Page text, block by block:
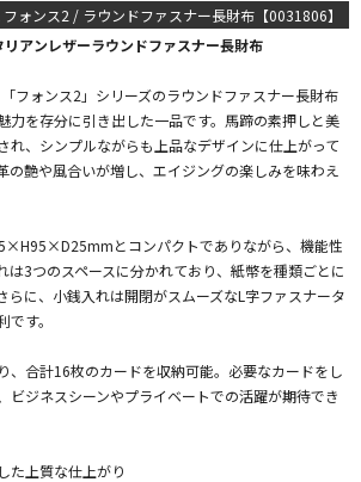
ォンス2 / ラウンドファスナー長財布【0031806】
アンレザーラウンドファスナー長財布
フォンス2」シリーズのラウンドファスナー長財布
力を存分に引き出した一品です。馬蹄の素押しと美
れ、シンプルながらも上品なデザインに仕上がって
の艶や風合いが増し、エイジングの楽しみを味わえ
とコンパクトでありながら、機能性
は3つのスペースに分かれており、紙幣を種類ごとに
らに、小銭入れは開閉がスムーズなL字ファスナータ
す。
、合計16枚のカードを収納可能。必要なカードをし
ビジネスシーンやプライベートでの活躍が期待でき
た上質な仕上がり